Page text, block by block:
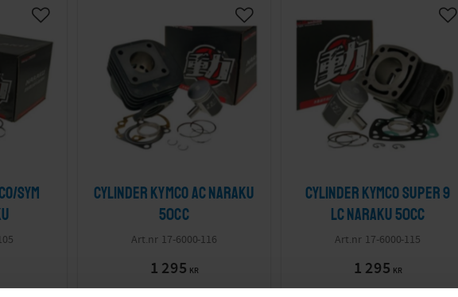
SYM
Cylinder Kymco AC Naraku
50cc
17-6000-116
1 295 KR
Cylinder Kymco Super 9
LC Naraku 50cc
17-6000-115
1 295 KR